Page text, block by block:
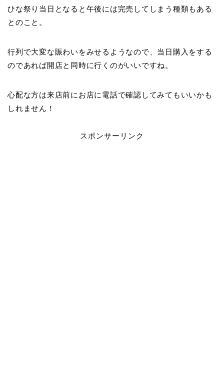
ひな祭り当日となると午後には完売してしまう種類もある
とのこと。
行列で大変な賑わいをみせるようなので、当日購入をする
のであれば開店と同時に行くのがいいですね。
心配な方は来店前にお店に電話で確認してみてもいいかも
しれません！
スポンサーリンク